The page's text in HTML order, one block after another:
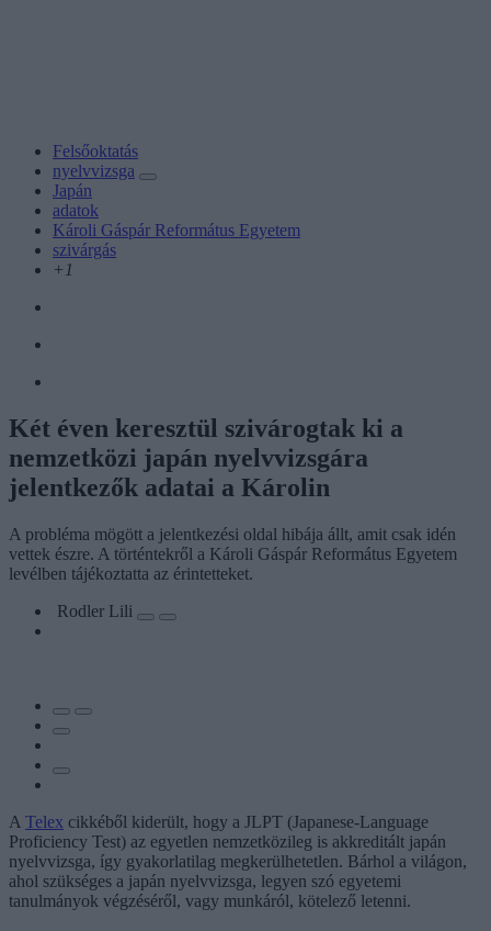
Felsőoktatás
nyelvvizsga
Japán
adatok
Károli Gáspár Református Egyetem
szivárgás
+1
Két éven keresztül szivárogtak ki a
nemzetközi japán nyelvvizsgára
jelentkezők adatai a Károlin
A probléma mögött a jelentkezési oldal hibája állt, amit csak idén
vettek észre. A történtekről a Károli Gáspár Református Egyetem
levélben tájékoztatta az érintetteket.
Rodler Lili
A Telex cikkéből kiderült, hogy a JLPT (Japanese-Language
Proficiency Test) az egyetlen nemzetközileg is akkreditált japán
nyelvvizsga, így gyakorlatilag megkerülhetetlen. Bárhol a világon,
ahol szükséges a japán nyelvvizsga, legyen szó egyetemi
tanulmányok végzéséről, vagy munkáról, kötelező letenni.